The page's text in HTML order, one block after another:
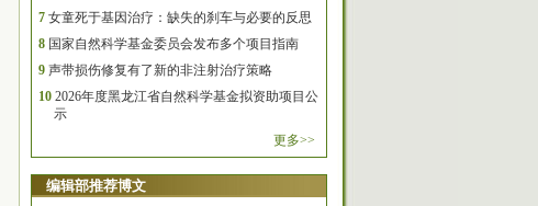
7 女童死于基因治疗：缺失的刹车与必要的反思
8 国家自然科学基金委员会发布多个项目指南
9 声带损伤修复有了新的非注射治疗策略
10 2026年度黑龙江省自然科学基金拟资助项目公
示
更多>>
编辑部推荐博文